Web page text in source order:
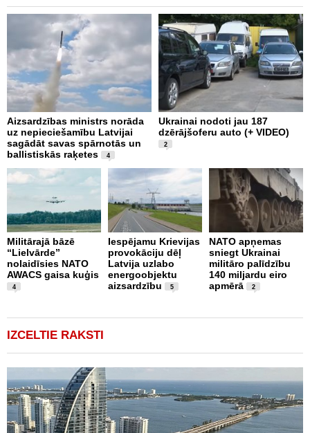
Aizsardzības ministrs norāda
uz nepieciešamību Latvijai
sagādāt savas spārnotās un
ballistiskās raķetes
4
Ukrainai nodoti jau 187
dzērājšoferu auto (+ VIDEO)
2
Militārajā bāzē
“Lielvārde”
nolaidīsies NATO
AWACS gaisa kuģis
4
Iespējamu Krievijas
provokāciju dēļ
Latvija uzlabo
energoobjektu
aizsardzību
5
NATO apņemas
sniegt Ukrainai
militāro palīdzību
140 miljardu eiro
apmērā
2
IZCELTIE RAKSTI